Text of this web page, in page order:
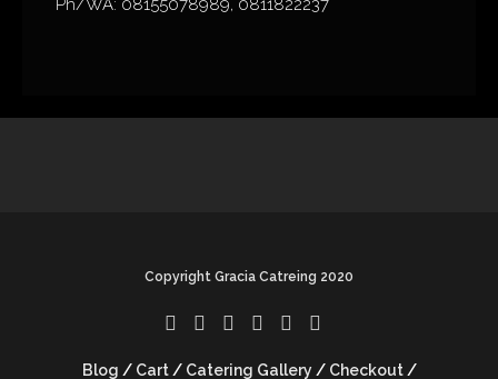
Ph/WA: 08155078989, 0811822237
Copyright Gracia Catreing 2020
Blog Cart Catering Gallery Checkout